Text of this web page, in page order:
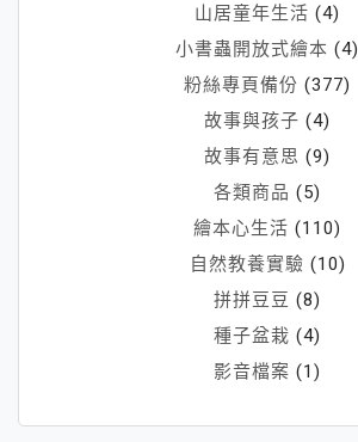
山居童年生活 (4)
小書蟲開放式繪本 (4)
粉絲專頁備份 (377)
故事與孩子 (4)
故事有意思 (9)
各類商品 (5)
繪本心生活 (110)
自然教養實驗 (10)
拼拼豆豆 (8)
種子盆栽 (4)
影音檔案 (1)